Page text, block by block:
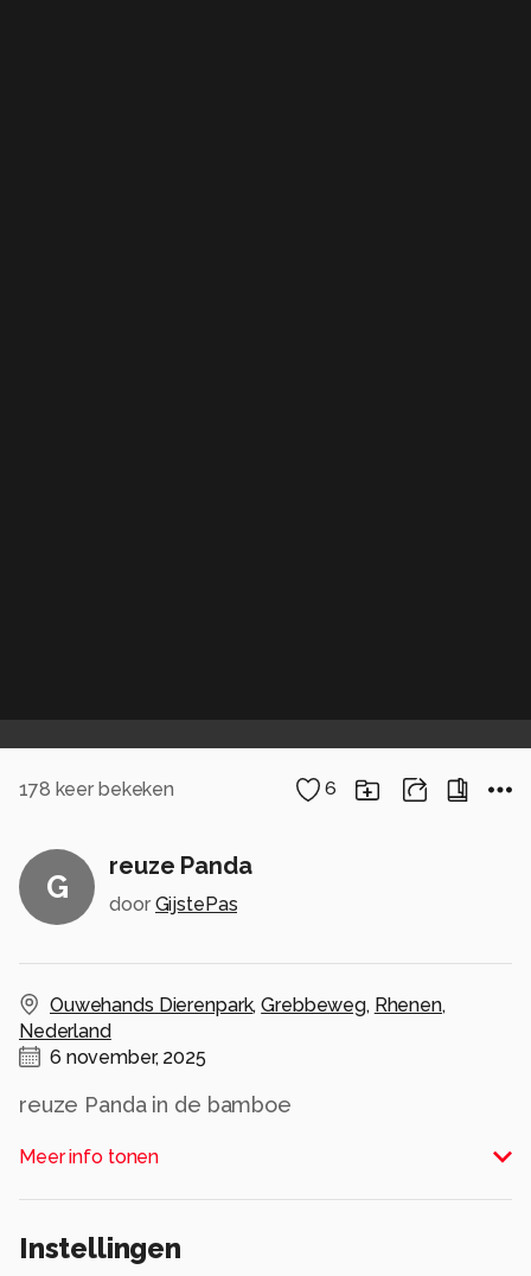
178 keer bekeken 6
G
reuze Panda
door GijstePas
Ouwehands Dierenpark,Grebbeweg, Rhenen,
Nederland
6 november, 2025
reuze Panda in de bamboe
Alle rechten voorbehouden
Meer info tonen
Instellingen